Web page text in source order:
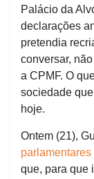
Palácio da
declarações
pretendia
conversar,
a CPMF. O
sociedade
hoje.
Ontem (21),
parlamentares
que, para que